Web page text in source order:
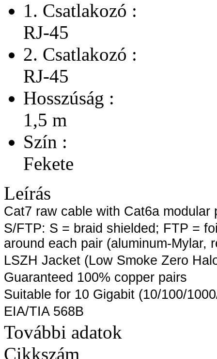
1. Csatlakozó :
RJ-45
2. Csatlakozó :
RJ-45
Hosszúság :
1,5 m
Szín :
Fekete
Leírás
Cat7 raw cable with Cat6a modular
S/FTP: S = braid shielded; FTP =
around each pair (aluminum-Mylar,
LSZH Jacket (Low Smoke Zero
Guaranteed 100% copper pairs
Suitable for 10 Gigabit (10/100/
EIA/TIA 568B
További adatok
Cikkszám